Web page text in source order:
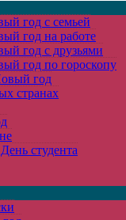
год с семьей
год на работе
год с друзьями
год по гороскопу
год
странах
студента